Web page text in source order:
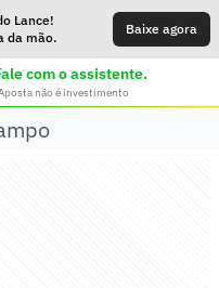
Lance!
da mão.
Baixe agora
com o assistente.
não é investimento